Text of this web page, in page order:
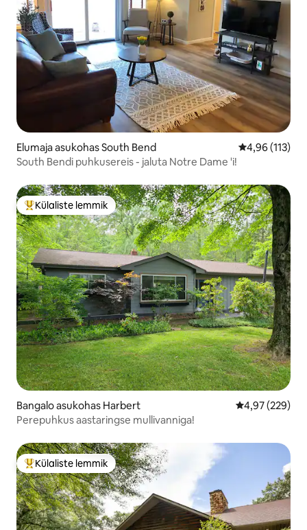
Elumaja asukohas South Bend Keskmine
4,96 (113)
South Bendi puhkusereis - jaluta Notre Dame 'i!
Külaliste suur lemmik
Külaliste lemmik
Bangalo asukohas Harbert Keskmine
4,97 (229)
Perepuhkus aastaringse mullivanniga!
Külaliste suur lemmik
Külaliste lemmik